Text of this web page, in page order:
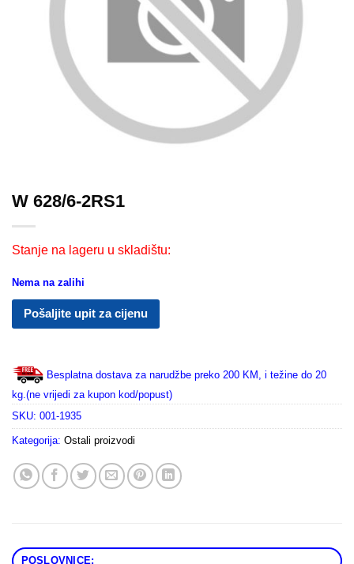
W 628/6-2RS1
Stanje na lageru u skladištu:
Nema na zalihi
Pošaljite upit za cijenu
Besplatna dostava za narudžbe preko 200 KM, i težine do 20
kg.(ne vrijedi za kupon kod/popust)
SKU: 001-1935
Kategorija: Ostali proizvodi
POSLOVNICE: